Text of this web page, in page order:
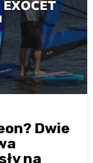
Dwie
na